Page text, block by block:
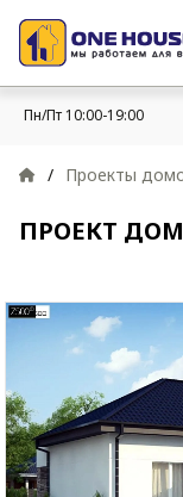
Пн/Пт 10:00-19:00
/ Проекты
ПРОЕКТ